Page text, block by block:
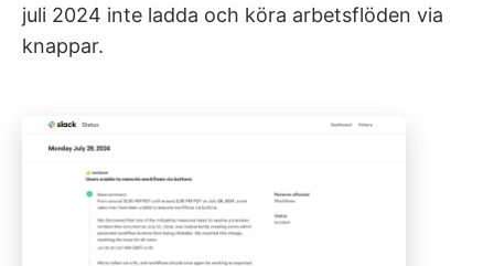
juli 2024 inte ladda och köra arbetsflöden via
knappar.